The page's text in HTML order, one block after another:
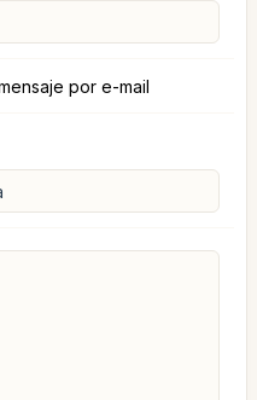
por e-mail